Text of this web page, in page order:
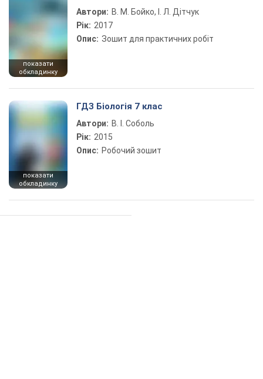
показати
обкладинку
Автори: В. М. Бойко, І. Л. Дітчук
Рік: 2017
Опис: Зошит для практичних робіт
показати
обкладинку
ГДЗ Біологія 7 клас
Автори: В. І. Соболь
Рік: 2015
Опис: Робочий зошит